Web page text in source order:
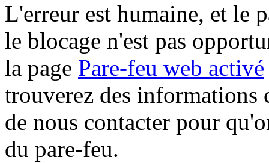
L'erreur est humaine, et le
le blocage n'est pas
la page Pare-feu web activé
trouverez des informations
de nous contacter pour
du pare-feu.